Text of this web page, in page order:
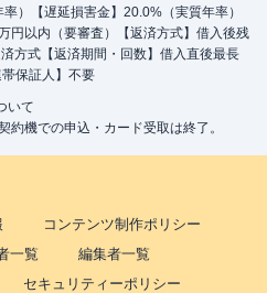
）【遅延損害金】20.0%（実質年率）
円以内（要審査）【返済方式】借入後残
方式【返済期間・回数】借入直後最長
保証人】不要
いて
機での申込・カード受取は終了。
コンテンツ制作ポリシー
一覧
編集者一覧
セキュリティーポリシー